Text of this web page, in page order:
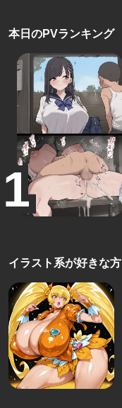
本日のPVランキング
イラスト系が好きな方